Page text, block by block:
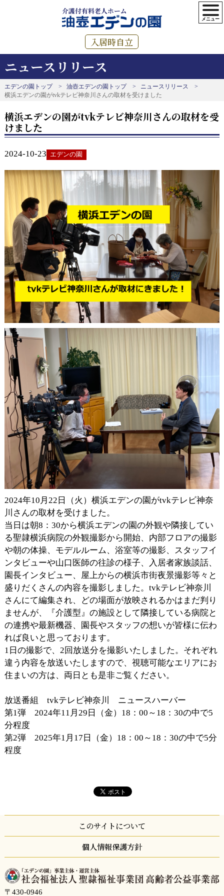
介護付有料老人ホーム
入居時自立
ニュースリリース
エデンの園トップ 油壺エデンの園トップ
ニュースリリース
横浜エデンの園がtvkテレビ神奈川さんの取材を受けました
横浜エデンの園がtvkテレビ神奈川さんの取材を受
けました
2024-10-23 エデンの園
2024年10月22日（火）横浜エデンの園がtvkテレビ神奈
川さんの取材を受けました。
当日は朝8：30から横浜エデンの園の外観や隣接してい
る聖隷横浜病院の外観撮影から開始、内部フロアの撮影
や朝の体操、モデルルーム、浴室等の撮影、スタッフイ
ンタビューや山口医師の往診の様子、入居者家族談話、
園長インタビュー、屋上からの横浜市街夜景撮影等々と
盛りだくさんの内容を撮影しました。tvkテレビ神奈川
さんにて編集され、どの場面が放映されるかはまだ判り
ませんが、『介護型』の施設として隣接している病院と
の連携や最新機器、園長やスタッフの想いが皆様に伝わ
れば良いと思っております。
1日の撮影で、2回放送分を撮影いたしました。それぞれ
違う内容を放送いたしますので、視聴可能なエリアにお
住まいの方は、両日とも是非ご覧ください。
放送番組 tvkテレビ神奈川 ニュースハーバー
第1弾 2024年11月29日（金）18：00～18：30の中で5
分程度
第2弾 2025年1月17日（金）18：00～18：30の中で5分
程度
このサイトについて
個人情報保護方針
〒430-0946